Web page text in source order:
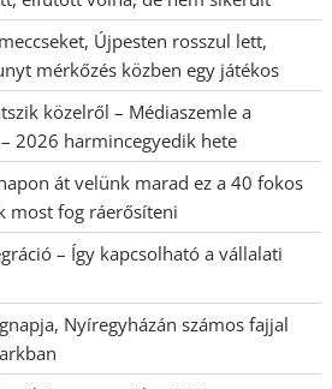
Újpesten rosszul lett,
mérkőzés közben egy játékos
közelről – Médiaszemle a
2026 harmincegyedik hete
át velünk marad ez a 40 fokos
most fog ráerősíteni
– Így kapcsolható a vállalati
Nyíregyházán számos fajjal